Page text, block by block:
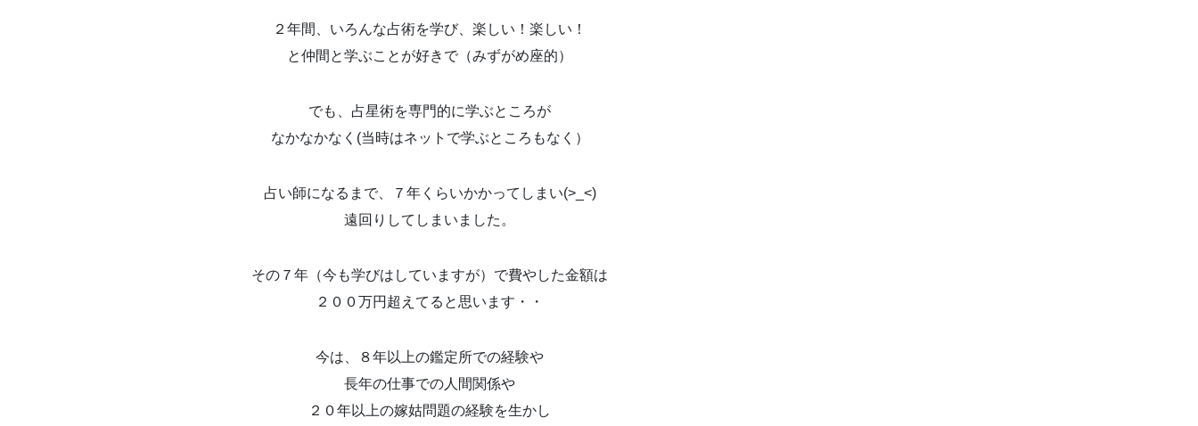
２年間、いろんな占術を学び、楽しい！楽しい！
と仲間と学ぶことが好きで（みずがめ座的）
でも、占星術を専門的に学ぶところが
なかなかなく(当時はネットで学ぶところもなく）
占い師になるまで、７年くらいかかってしまい(>_<)
遠回りしてしまいました。
その７年（今も学びはしていますが）で費やした金額は
２００万円超えてると思います・・
今は、８年以上の鑑定所での経験や
長年の仕事での人間関係や
２０年以上の嫁姑問題の経験を生かし